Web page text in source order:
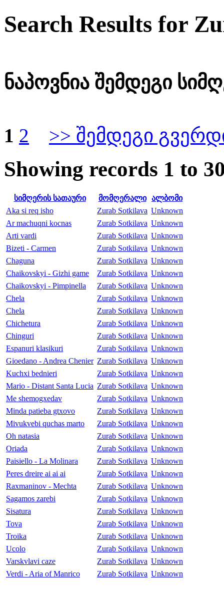
Search Results for
ნაპოვნია შემდეგი
1 2 >> შემდეგი
Showing records 1 to
სიმღერის სათაური მომღერალი
ალბომი
Aka si req isho
Zurab Sotkilava Unknown
Ar machuqni kocnas
Zurab Sotkilava Unknown
Arti vardi
Zurab Sotkilava Unknown
Bizeti - Carmen
Zurab Sotkilava Unknown
Chaguna
Zurab Sotkilava Unknown
Chaikovskyi - Gizhi game
Zurab Sotkilava Unknown
Chaikovskyi - Pimpinella
Zurab Sotkilava Unknown
Chela
Zurab Sotkilava Unknown
Chela
Zurab Sotkilava Unknown
Chichetura
Zurab Sotkilava Unknown
Chinguri
Zurab Sotkilava Unknown
Espanuri klasikuri
Zurab Sotkilava Unknown
Gioedano - Andrea Chenier Zurab Sotkilava Unknown
Kuchxi bednieri
Zurab Sotkilava Unknown
Mario - Distant Santa Lucia Zurab Sotkilava Unknown
Me shemogxedav
Zurab Sotkilava Unknown
Minda patieba gtxovo
Zurab Sotkilava Unknown
Mivukvebi quchas marto
Zurab Sotkilava Unknown
Oh natasia
Zurab Sotkilava Unknown
Oriada
Zurab Sotkilava Unknown
Paisiello - La Molinara
Zurab Sotkilava Unknown
Peres dreire ai ai ai
Zurab Sotkilava Unknown
Raxmaninov - Mechta
Zurab Sotkilava Unknown
Sagamos zarebi
Zurab Sotkilava Unknown
Sisatura
Zurab Sotkilava Unknown
Tova
Zurab Sotkilava Unknown
Troika
Zurab Sotkilava Unknown
Ucolo
Zurab Sotkilava Unknown
Varskvlavi caze
Zurab Sotkilava Unknown
Verdi - Aria of Manrico
Zurab Sotkilava Unknown